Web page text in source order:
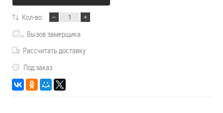
Кол-во:
Вызов замерщика
Рассчитать доставку
Под заказ